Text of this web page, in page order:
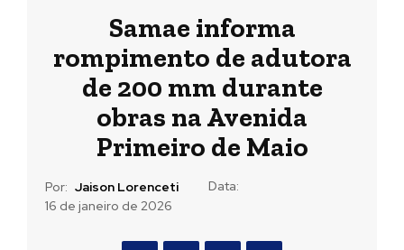
Samae informa
rompimento de adutora
de 200 mm durante
obras na Avenida
Primeiro de Maio
Por: Jaison Lorenceti
Data:
16 de janeiro de 2026